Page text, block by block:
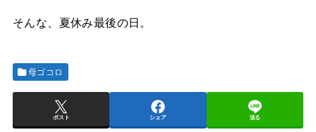
そんな、夏休み最後の日。
母ゴコロ
ポスト シェア 送る